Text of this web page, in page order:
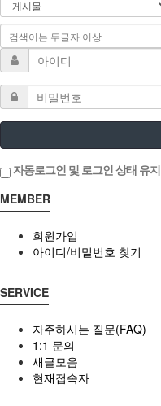
자동로그인 및 로그인 상태 유지
MEMBER
회원가입
아이디/비밀번호 찾기
SERVICE
자주하시는 질문(FAQ)
1:1 문의
새글모음
현재접속자